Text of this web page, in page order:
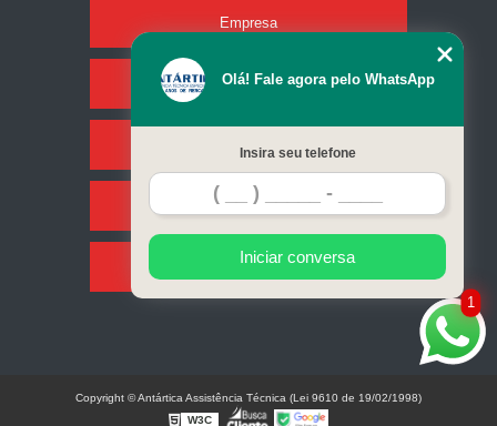
Empresa
Missão
Serviços
Contato
Mapa do site
1
Olá! Fale agora pelo WhatsApp
Insira seu telefone
Iniciar conversa
Copyright © Antártica Assistência Técnica (Lei 9610 de 19/02/1998)
W3C